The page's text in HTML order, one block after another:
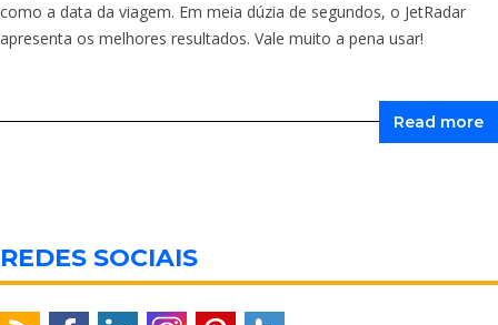
como a data da viagem. Em meia dúzia de segundos, o JetRadar
apresenta os melhores resultados. Vale muito a pena usar!
Read more
REDES SOCIAIS